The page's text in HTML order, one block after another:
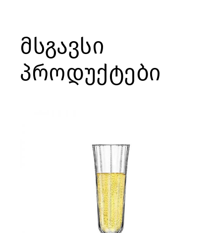
მსგავსი
პროდუქტები